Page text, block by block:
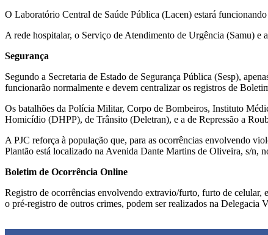
O Laboratório Central de Saúde Pública (Lacen) estará
A rede hospitalar, o Serviço de Atendimento de Urgência (Samu) e
Segurança
Segundo a Secretaria de Estado de Segurança Pública (Sesp),
funcionarão normalmente e devem centralizar os registros de
Os batalhões da Polícia Militar, Corpo de Bombeiros, Instituto
Homicídio (DHPP), de Trânsito (Deletran), e a de Repressão a
A PJC reforça à população que, para as ocorrências envolvendo
Plantão está localizado na Avenida Dante Martins de Oliveira, s/n,
Boletim de Ocorrência Online
Registro de ocorrências envolvendo extravio/furto, furto de celular,
o pré-registro de outros crimes, podem ser realizados na Delegacia